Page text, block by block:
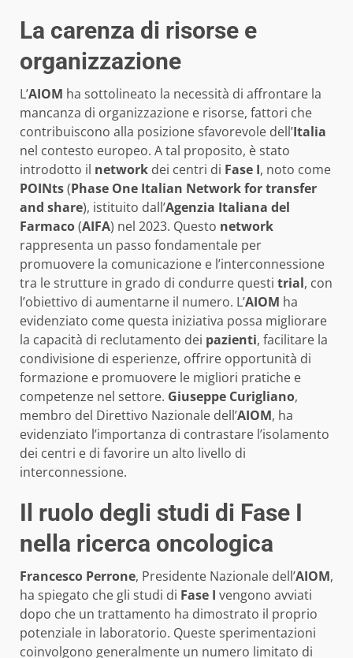
La carenza di risorse e
organizzazione
L’AIOM ha sottolineato la necessità di affrontare la
mancanza di organizzazione e risorse, fattori che
contribuiscono alla posizione sfavorevole dell’Italia
nel contesto europeo. A tal proposito, è stato
introdotto il network dei centri di Fase I, noto come
POINts(Phase One Italian Network for transfer
and share), istituito dall’Agenzia Italiana del
Farmaco(AIFA) nel 2023. Questo network
rappresenta un passo fondamentale per
promuovere la comunicazione e l’interconnessione
tra le strutture in grado di condurre questi trial, con
l’obiettivo di aumentarne il numero. L’AIOM ha
evidenziato come questa iniziativa possa migliorare
la capacità di reclutamento dei pazienti, facilitare la
condivisione di esperienze, offrire opportunità di
formazione e promuovere le migliori pratiche e
competenze nel settore. Giuseppe Curigliano,
membro del Direttivo Nazionale dell’AIOM, ha
evidenziato l’importanza di contrastare l’isolamento
dei centri e di favorire un alto livello di
interconnessione.
Il ruolo degli studi di Fase I
nella ricerca oncologica
Francesco Perrone, Presidente Nazionale dell’AIOM,
ha spiegato che gli studi di Fase I vengono avviati
dopo che un trattamento ha dimostrato il proprio
potenziale in laboratorio. Queste sperimentazioni
coinvolgono generalmente un numero limitato di